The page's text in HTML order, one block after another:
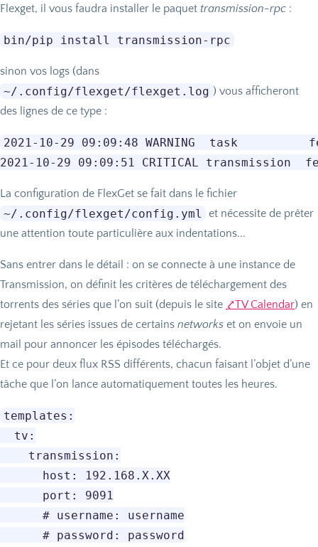
Flexget, il vous faudra installer le paquet transmission-rpc :
bin/pip install transmission-rpc
sinon vos logs (dans
~/.config/flexget/flexget.log ) vous afficheront
des lignes de ce type :
2021-10-29 09:09:48 WARNING  task
La configuration de FlexGet se fait dans le fichier
~/.config/flexget/config.yml
et nécessite de prêter
une attention toute particulière aux indentations...
Sans entrer dans le détail : on se connecte à une instance de
Transmission, on définit les critères de téléchargement des
torrents des séries que l’on suit (depuis le site
TVCalendar) en
rejetant les séries issues de certains networks et on envoie un
mail pour annoncer les épisodes téléchargés.
Et ce pour deux flux RSS différents, chacun faisant l’objet d’une
tâche que l’on lance automatiquement toutes les heures.
templates:
  tv:
    transmission:
      host: 192.168.X.XX
      port: 9091
      # username: username
      # password: password